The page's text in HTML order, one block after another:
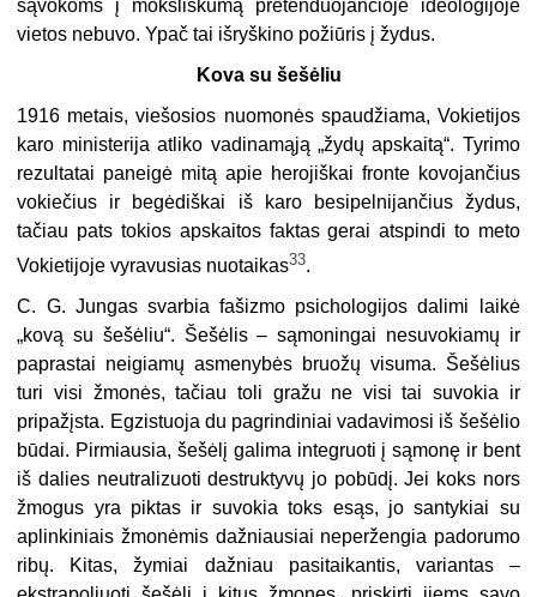
sąvokoms į moksliškumą pretenduojančioje ideologijoje
vietos nebuvo. Ypač tai išryškino požiūris į žydus.
Kova su šešėliu
1916 metais, viešosios nuomonės spaudžiama, Vokietijos
karo ministerija atliko vadinamąją „žydų apskaitą“. Tyrimo
rezultatai paneigė mitą apie herojiškai fronte kovojančius
vokiečius ir begėdiškai iš karo besipelnijančius žydus,
tačiau pats tokios apskaitos faktas gerai atspindi to meto
Vokietijoje vyravusias nuotaikas33.
C. G. Jungas svarbia fašizmo psichologijos dalimi laikė
„kovą su šešėliu“. Šešėlis – sąmoningai nesuvokiamų ir
paprastai neigiamų asmenybės bruožų visuma. Šešėlius
turi visi žmonės, tačiau toli gražu ne visi tai suvokia ir
pripažįsta. Egzistuoja du pagrindiniai vadavimosi iš šešėlio
būdai. Pirmiausia, šešėlį galima integruoti į sąmonę ir bent
iš dalies neutralizuoti destruktyvų jo pobūdį. Jei koks nors
žmogus yra piktas ir suvokia toks esąs, jo santykiai su
aplinkiniais žmonėmis dažniausiai neperžengia padorumo
ribų. Kitas, žymiai dažniau pasitaikantis, variantas –